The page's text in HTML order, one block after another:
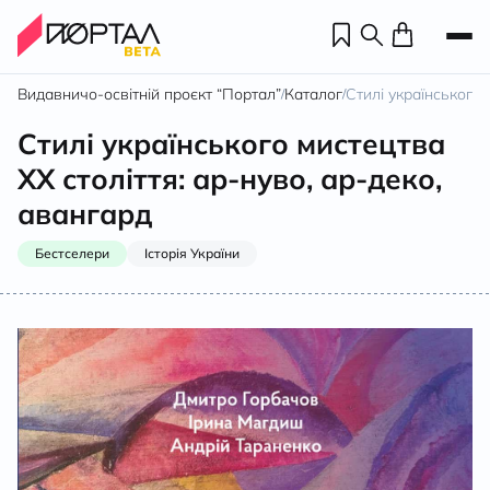
Видавничо-освітній проєкт “Портал”/Каталог/Стилі
Стилі українського мистецтва
ХХ століття: ар-нуво, ар-деко,
авангард
Бестселери Історія України